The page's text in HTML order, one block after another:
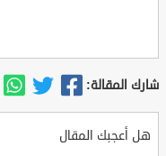
شارك المقالة:
هل أعجبك المقال